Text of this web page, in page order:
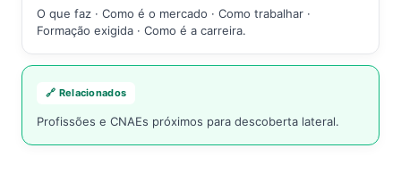
O que faz · Como é o mercado · Como trabalhar ·
Formação exigida · Como é a carreira.
🔗 Relacionados
Profissões e CNAEs próximos para descoberta lateral.